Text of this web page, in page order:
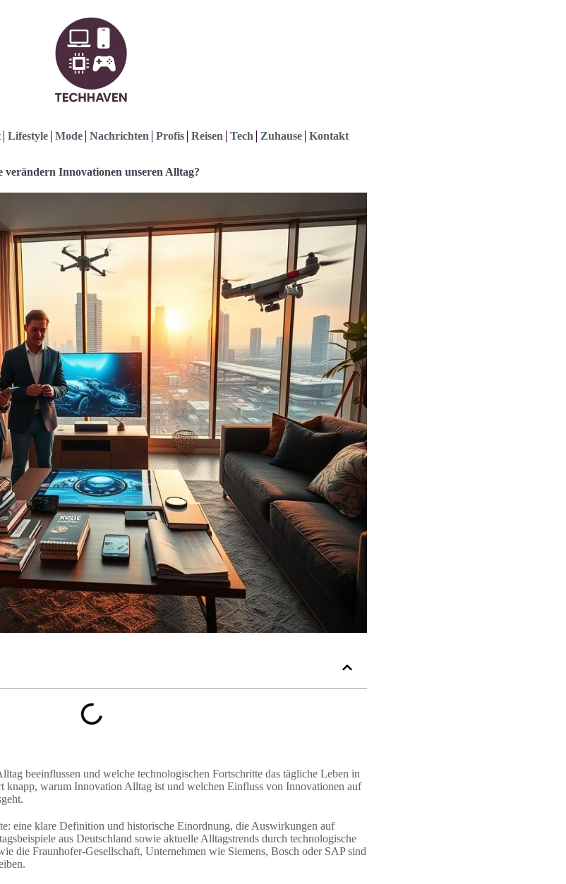
Lifestyle Mode Nachrichten Profis Reisen Tech Zuhause Kontakt
verändern Innovationen unseren Alltag?
beeinflussen und welche technologischen Fortschritte das tägliche Leben in
knapp, warum Innovation Alltag ist und welchen Einfluss von Innovationen auf
eine klare Definition und historische Einordnung, die Auswirkungen auf
aus Deutschland sowie aktuelle Alltagstrends durch technologische
die Fraunhofer-Gesellschaft, Unternehmen wie Siemens, Bosch oder SAP sind